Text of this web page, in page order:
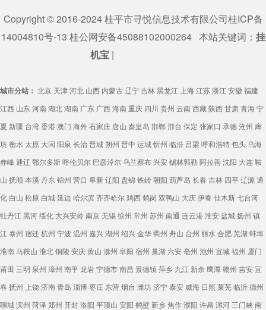
Copyright © 2016-2024 桂平市寻悦信息技术有限公司桂ICP备
14004810号-13 桂公网安备45088102000264本站关键词： 挂
机宝 |
城市分站： 北京 天津河北 山西 内蒙古辽宁吉林黑龙江 上海江苏浙江 安徽福建
江西 山东河南湖北湖南 广东 广西海南重庆 四川 贵州 云南西藏陕西甘肃青海宁
夏 新疆 台湾香港澳门 海外石家庄 唐山 秦皇岛 邯郸邢台 保定 张家口 承德沧州 廊
坊衡水 太原 大同 阳泉 长治晋城 朔州 晋中 运城 忻州 临汾 吕梁 呼和浩特包头乌海
赤峰 通辽 鄂尔多斯呼伦贝尔 巴彦淖尔乌兰察布 兴安锡林郭勒 阿拉善沈阳 大连鞍
山 抚顺本溪丹东锦州 营口 阜新辽阳 盘锦铁岭朝阳 葫芦岛 长春 吉林 四平辽源 通
化 白山 松原 白城 延边 哈尔滨 齐齐哈尔 鸡西鹤岗 双鸭山 大庆伊春 佳木斯七台河
牡丹江 黑河绥化 大兴安岭南京无锡徐州 常州 苏州 南通 连云港淮安盐城 扬州 镇
江 泰州 宿迁杭州 宁波 温州 嘉兴湖州 绍兴金华衢州 舟山 台州 丽水 合肥芜湖 蚌埠
淮南马鞍山 淮北铜陵 安庆黄山 滁州 阜阳 宿州 巢湖 六安亳州 池州 宣城 福州 厦门
莆田 三明 泉州 漳州 南平龙岩宁德市南昌 景德镇萍乡 九江 新余 鹰潭赣州 吉安宜
春 抚州 上饶济南青岛 淄博枣庄 东营烟台 潍坊济宁泰安 威海 日照 莱芜临沂德州
聊城 滨州 菏泽郑州 开封洛阳 平顶山 安阳 鹤壁 新乡焦作濮阳 许昌 漯河 三门峡南